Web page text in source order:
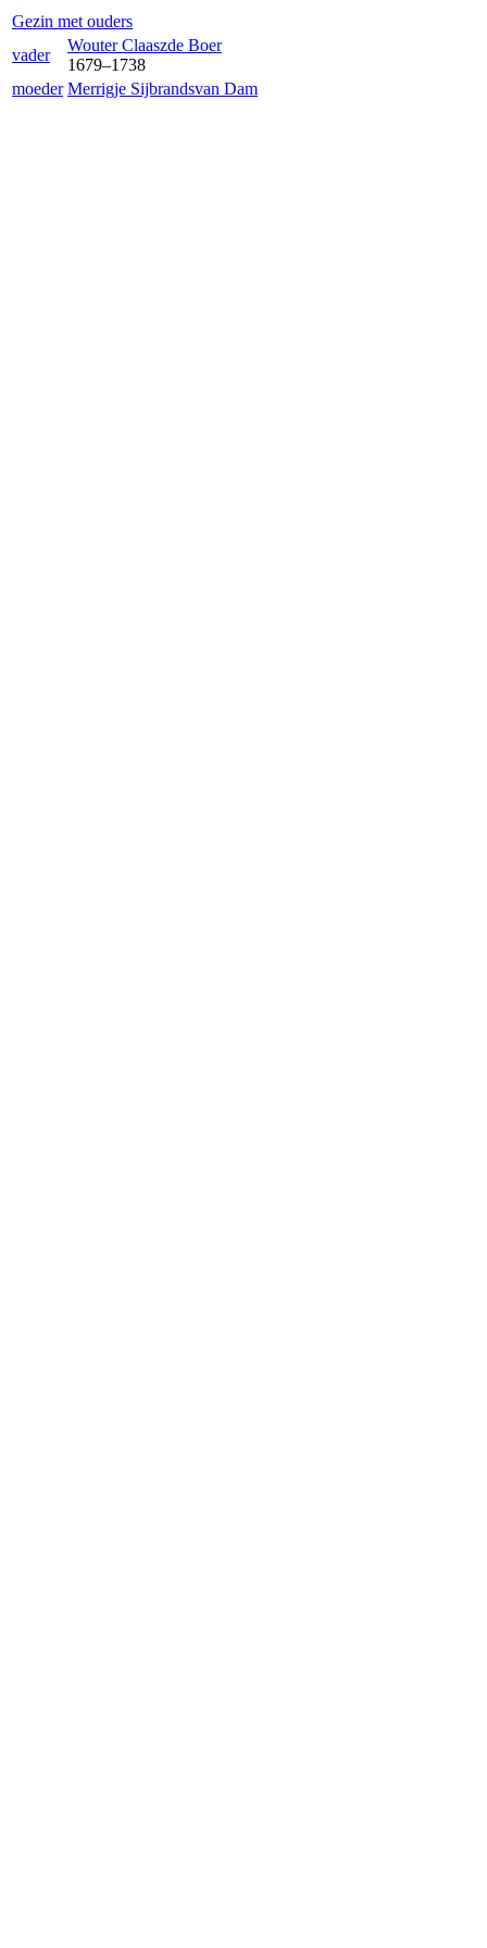
Gezin met ouders
vader
Wouter Claaszde Boer
1679–1738
moeder Merrigje Sijbrandsvan Dam